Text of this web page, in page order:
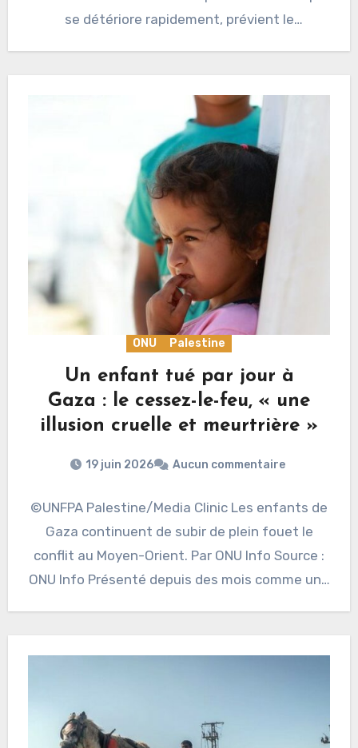
se détériore rapidement, prévient le
ONU Palestine
Un enfant tué par jour à
Gaza : le cessez-le-feu, « une
illusion cruelle et meurtrière »
19 juin 2026 Aucun commentaire
©UNFPA Palestine/Media Clinic Les enfants de
Gaza continuent de subir de plein fouet le
conflit au Moyen-Orient. Par ONU Info Source :
ONU Info Présenté depuis des mois comme un…